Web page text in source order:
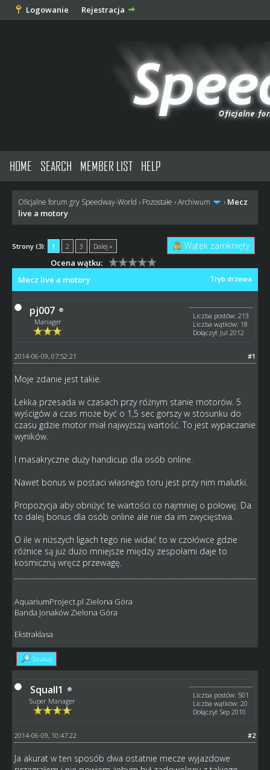
Logowanie Rejestracja
HOME SEARCH MEMBER LIST HELP
Oficjalne forum gry Speedway-World › Pozostałe ›Archiwum › Mecz
live a motory
Strony (3): 1 2 3 Dalej » Wątek zamknięty
Ocena wątku:
Tryb drzewa
Mecz live a motory
pj007
Manager
Liczba postów: 213
Liczba wątków: 18
Dołączył: Jul 2012
#1
2014-06-09, 07:52:21
Moje zdanie jest takie.
Lekka przesada w czasach przy różnym stanie motorów. 5
wyścigów a czas może być o 1,5 sec gorszy w stosunku do
czasu gdzie motor miał najwyższą wartość. To jest wypaczanie
wyników.
I masakryczne duży handicup dla osób online.
Nawet bonus w postaci własnego toru jest przy nim malutki.
Propozycja aby obniżyć te wartości co najmniej o połowę. Da
to dalej bonus dla osób online ale nie da im zwycięstwa.
O ile w niższych ligach tego nie widać to w czołówce gdzie
różnice są już dużo mniejsze między zespołami daje to
kosmiczną wręcz przewagę.
AquariumProject.pl Zielona Góra
Banda Jonaków Zielona Góra
Ekstraklasa
Szukaj
Squall1
Super Manager
Liczba postów: 501
Liczba wątków: 20
Dołączył: Sep 2010
#2
2014-06-09, 10:47:22
Ja akurat w ten sposób dwa ostatnie mecze wyjazdowe